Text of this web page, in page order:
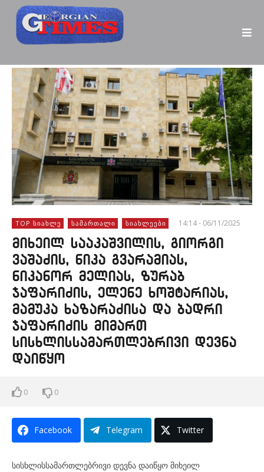
TOP ᲡᲘᲐᲮᲚᲔ ᲡᲐᲛᲐᲠᲗᲐᲚᲘ ᲡᲘᲐᲮᲚᲔᲔᲑᲘ 14:14 - 06/11/2025
მიხეილ სააკაშვილის, გიორგი
ვაშაძის, ნიკა გვარამიას,
ნიკანორ მელიას, ზურაბ
ჯაფარიძის, ელენე ხოშტარიას,
მამუკა ხაზარაძისა და ბადრი
ჯაფარიძის მიმართ
სისხლისსამართლებრივი დევნა
დაიწყო
0 0
Facebook Telegram Twitter
სისხლისსამართლებრივი დევნა დაიწყო მიხეილ